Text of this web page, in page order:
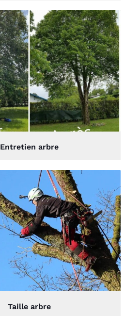
Entretien arbre
Taille arbre